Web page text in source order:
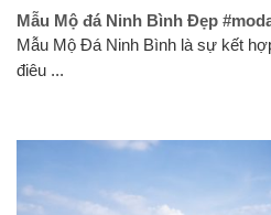
Mẫu Mộ đá Ninh Bình Đẹp
Mẫu Mộ Đá Ninh Bình là sự kết
điêu ...